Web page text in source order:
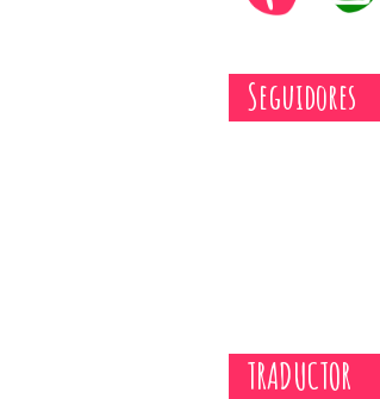
Seguidores
TRADUCTOR